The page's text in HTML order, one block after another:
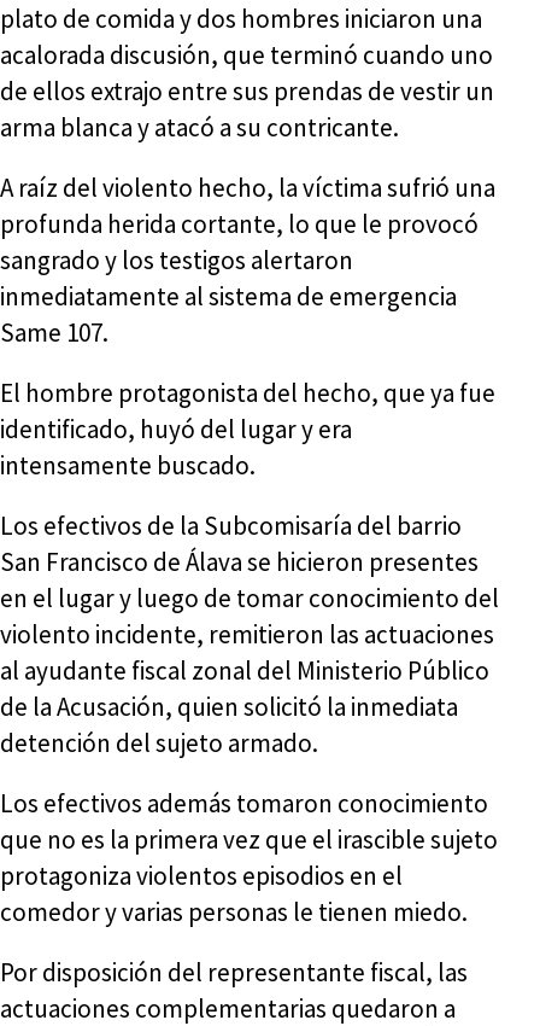
plato de comida y dos hombres iniciaron una
acalorada discusión, que terminó cuando uno
de ellos extrajo entre sus prendas de vestir un
arma blanca y atacó a su contricante.
A raíz del violento hecho, la víctima sufrió una
profunda herida cortante, lo que le provocó
sangrado y los testigos alertaron
inmediatamente al sistema de emergencia
Same 107.
El hombre protagonista del hecho, que ya fue
identificado, huyó del lugar y era
intensamente buscado.
Los efectivos de la Subcomisaría del barrio
San Francisco de Álava se hicieron presentes
en el lugar y luego de tomar conocimiento del
violento incidente, remitieron las actuaciones
al ayudante fiscal zonal del Ministerio Público
de la Acusación, quien solicitó la inmediata
detención del sujeto armado.
Los efectivos además tomaron conocimiento
que no es la primera vez que el irascible sujeto
protagoniza violentos episodios en el
comedor y varias personas le tienen miedo.
Por disposición del representante fiscal, las
actuaciones complementarias quedaron a